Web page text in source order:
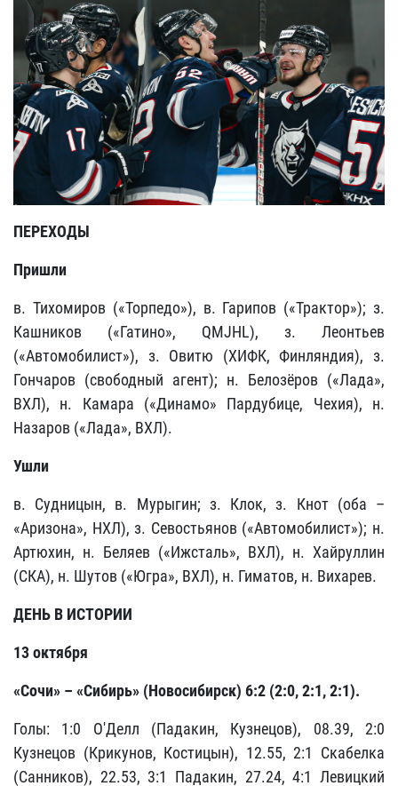
ПЕРЕХОДЫ
Пришли
в. Тихомиров («Торпедо»), в. Гарипов («Трактор»);з.
Кашников («Гатино», QMJHL), з. Леонтьев
(«Автомобилист»), з. Овитю (ХИФК, Финляндия), з.
Гончаров (свободный агент); н. Белозёров («Лада»,
ВХЛ), н. Камара («Динамо» Пардубице, Чехия), н.
Назаров («Лада», ВХЛ).
Ушли
в. Судницын, в. Мурыгин; з. Клок, з. Кнот (оба –
«Аризона», НХЛ), з. Севостьянов («Автомобилист»); н.
Артюхин, н. Беляев («Ижсталь», ВХЛ), н. Хайруллин
(СКА), н. Шутов («Югра», ВХЛ), н. Гиматов, н. Вихарев.
ДЕНЬ В ИСТОРИИ
13 октября
«Сочи» – «Сибирь» (Новосибирск) 6:2 (2:0, 2:1, 2:1).
Голы: 1:0 О'Делл (Падакин, Кузнецов), 08.39, 2:0
Кузнецов (Крикунов, Костицын), 12.55, 2:1 Скабелка
(Санников), 22.53, 3:1 Падакин, 27.24, 4:1 Левицкий